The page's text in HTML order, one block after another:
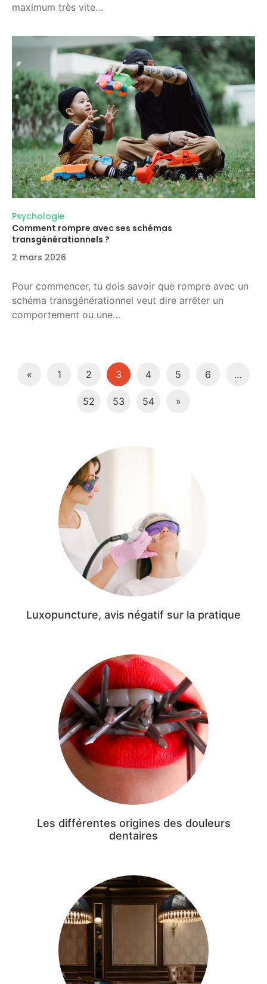
maximum très vite…
Psychologie
Comment rompre avec ses schémas
transgénérationnels ?
2 mars 2026
Pour commencer, tu dois savoir que rompre avec un
schéma transgénérationnel veut dire arrêter un
comportement ou une…
« 1 2 3 4 5 6 …
52 53 54 »
Luxopuncture, avis négatif sur la pratique
Les différentes origines des douleurs
dentaires